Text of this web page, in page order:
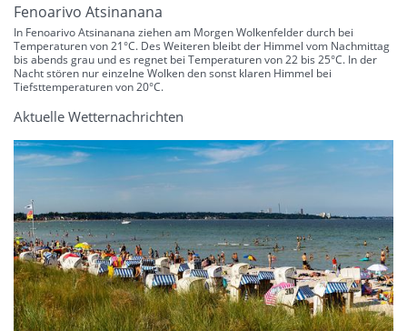
Fenoarivo Atsinanana
In Fenoarivo Atsinanana ziehen am Morgen Wolkenfelder durch bei
Temperaturen von 21°C. Des Weiteren bleibt der Himmel vom Nachmittag
bis abends grau und es regnet bei Temperaturen von 22 bis 25°C. In der
Nacht stören nur einzelne Wolken den sonst klaren Himmel bei
Tiefsttemperaturen von 20°C.
Aktuelle Wetternachrichten